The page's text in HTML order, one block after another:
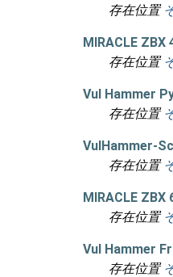
存在位置
MIRACLE ZBX
存在位置
Vul Hammer
存在位置
VulHammer-
存在位置
MIRACLE ZBX
存在位置
Vul Hammer
存在位置